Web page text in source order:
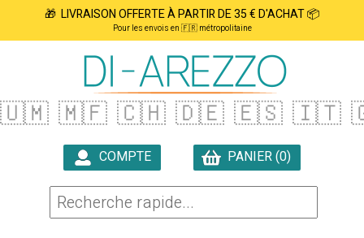
🎁 LIVRAISON OFFERTE À PARTIR DE 35 € D'ACHAT 📦
Pour les envois en 🇫🇷 métropolitaine
🇺🇲 🇲🇫 🇨🇭 🇩🇪 🇪🇸 🇮🇹
COMPTE
PANIER (0)